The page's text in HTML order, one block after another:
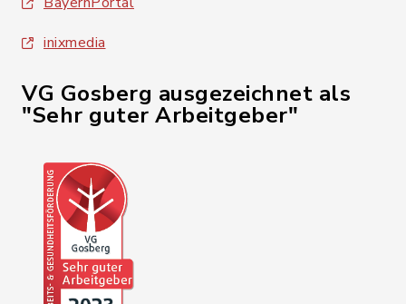
inixmedia
VG Gosberg ausgezeichnet als
"Sehr guter Arbeitgeber"